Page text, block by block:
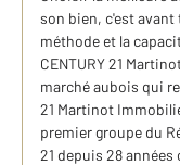
son bien, c'est
méthode et la
CENTURY 21
marché aubois qui
21 Martinot
premier groupe du
21 depuis 28